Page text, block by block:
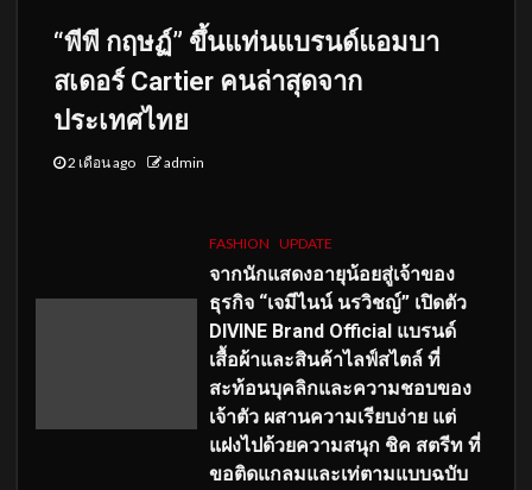
“พีพี กฤษฏ์” ขึ้นแท่นแบรนด์แอมบา
สเดอร์ Cartier คนล่าสุดจาก
ประเทศไทย
2 เดือน ago admin
FASHION UPDATE
จากนักแสดงอายุน้อยสู่เจ้าของ
ธุรกิจ “เจมีไนน์ นรวิชญ์” เปิดตัว
DIVINE Brand Official แบรนด์
เสื้อผ้าและสินค้าไลฟ์สไตล์ ที่
สะท้อนบุคลิกและความชอบของ
เจ้าตัว ผสานความเรียบง่าย แต่
แฝงไปด้วยความสนุก ชิค สตรีท ที่
ขอติดแกลมและเท่ตามแบบฉบับ